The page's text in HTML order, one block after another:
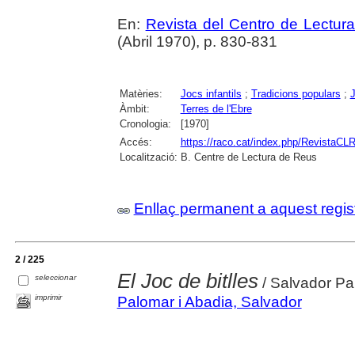
En: Revista del Centro de
(Abril 1970), p. 830-831
Matèries: Jocs infantils ; Tradicions populars ;
Àmbit:
Terres de l'Ebre
Cronologia:
[1970]
Accés:
https://raco.cat/index.php/
Localització: B. Centre de Lectura de Reus
Enllaç permanent a aquest
2 / 225
seleccionar
imprimir
El Joc de bitlles/ Salvador
Palomar i Abadia, Salvador